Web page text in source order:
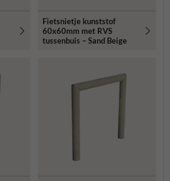
Fietsnietje kunststof
60x60mm met RVS
tussenbuis – Sand Beige